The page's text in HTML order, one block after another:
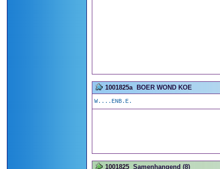
1001825a BOER WOND KOE
W....ENB.E.
1001825 Samenhangend (8)